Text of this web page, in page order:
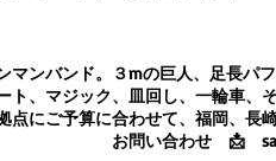
マンバンド。３mの巨人、足長パ
ト、マジック、皿回し、一輪車、
点にご予算に合わせて、福岡、長
わせ 📩